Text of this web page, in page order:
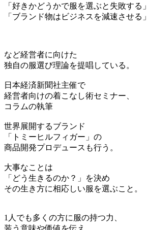
「好きかどうかで服を選ぶと失敗する」
「ブランド物はビジネスを減速させる」
など経営者に向けた
独自の服選び理論を提唱している。
日本経済新聞社主催で
経営者向けの着こなし術セミナー、
コラムの執筆
世界展開するブランド
「トミーヒルフィガー」の
商品開発プロデュースも行う。
大事なことは
「どう生きるのか？」を決め
その生き方に相応しい服を選ぶこと。
1人でも多くの方に服の持つ力、
装う意味や価値を伝え